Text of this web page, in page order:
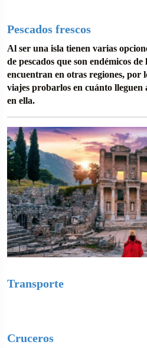
Pescados frescos
Al ser una isla tienen varias
de pescados que son endémicos
encuentran en otras regiones, por
viajes probarlos en cuánto lleguen
en ella.
Transporte
Cruceros